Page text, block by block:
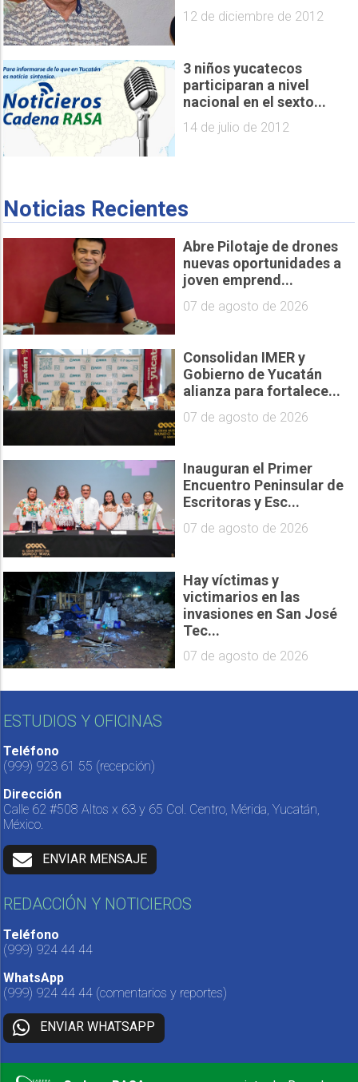
12 de diciembre de 2012
3 niños yucatecos
participaran a nivel
nacional en el sexto...
14 de julio de 2012
Noticias Recientes
Abre Pilotaje de drones
nuevas oportunidades a
joven emprend...
07 de agosto de 2026
Consolidan IMER y
Gobierno de Yucatán
alianza para fortalece...
07 de agosto de 2026
Inauguran el Primer
Encuentro Peninsular de
Escritoras y Esc...
07 de agosto de 2026
Hay víctimas y
victimarios en las
invasiones en San José
Tec...
07 de agosto de 2026
ESTUDIOS Y OFICINAS
Teléfono
(999) 923 61 55 (recepción)
Dirección
Calle 62 #508 Altos x 63 y 65 Col. Centro, Mérida, Yucatán,
México.
ENVIAR MENSAJE
REDACCIÓN Y NOTICIEROS
Teléfono
(999) 924 44 44
WhatsApp
(999) 924 44 44 (comentarios y reportes)
ENVIAR WHATSAPP